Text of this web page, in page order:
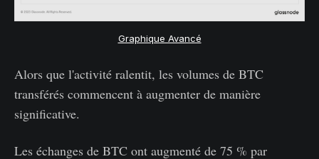
Graphique Avancé
Alors que l'activité ralentit, les volumes de BTC
transférés commencent à augmenter de manière
significative.
Les échanges de BTC ont augmenté de 75 % par